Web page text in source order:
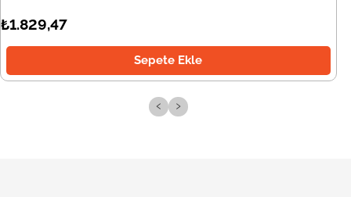
₺1.829,47
Sepete Ekle
‹ ›